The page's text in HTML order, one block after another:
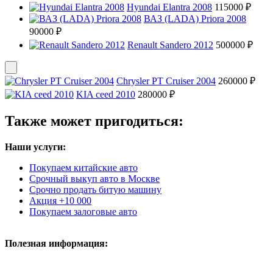
Hyundai Elantra 2008 115000 ₽
ВАЗ (LADA) Priora 2008
90000 ₽
Renault Sandero 2012 500000 ₽
Chrysler PT Cruiser 2004 260000 ₽
KIA ceed 2010 280000 ₽
Также может пригодиться:
Наши услуги:
Покупаем китайские авто
Срочный выкуп авто в Москве
Срочно продать битую машину
Акция +10 000
Покупаем залоговые авто
Полезная информация: